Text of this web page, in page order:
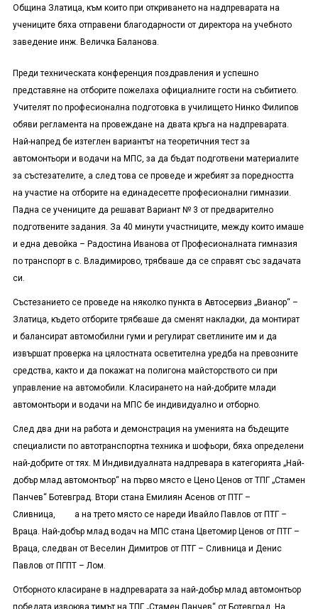
Община Златица, към които при откриването на надпреварата на
учениците бяха отправени благодарности от директора на учебното
заведение инж. Величка Баланова.
Преди техническата конференция поздравления и успешно
представяне на отборите пожелаха официалните гости на събитието.
Учителят по професионална подготовка в училището Нинко Филипов
обяви регламента на провеждане на двата кръга на надпреварата.
Най-напред бе изтеглен вариантът на теоретичния тест за
автомонтьори и водачи на МПС, за да бъдат подготвени материалите
за състезателите, а след това се проведе и жребият за поредността
на участие на отборите на единадесетте професионални гимназии.
Падна се учениците да решават Вариант № 3 от предварително
подготвените задания. За 40 минути участниците, между които имаше
и една девойка – Радостина Иванова от Професионалната гимназия
по транспорт в с. Владимирово, трябваше да се справят със задачата
си.
Състезанието се проведе на няколко пункта в Автосервиз „Вианор“ –
Златица, където отборите трябваше да сменят накладки, да монтират
и балансират автомобилни гуми и регулират светлините им и да
извършат проверка на цялостната осветителна уредба на превозните
средства, както и да покажат на полигона майсторството си при
управление на автомобили. Класирането на най-добрите млади
автомонтьори и водачи на МПС бе индивидуално и отборно.
След два дни на работа и демонстрация на уменията на бъдещите
специалисти по автотранспортна техника и шофьори, бяха определени
най-добрите от тях. М Индивидуалната надпревара в категорията „Най-
добър млад автомонтьор“ на първо място е Цено Ценов от ТПГ „Стамен
Панчев“ Ботевград. Втори стана Емилиян Асенов от ПТГ –
Сливница, а на трето място се нареди Ивайло Павлов от ПТГ –
Враца. Най-добър млад водач на МПС стана Цветомир Ценов от ПТГ –
Враца, следван от Веселин Димитров от ПТГ – Сливница и Денис
Павлов от ПГПТ – Лом.
Отборното класиране в надпреварата за най-добър млад автомонтьор